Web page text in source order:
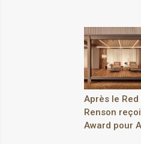
Après le Red
Renson
Award pour